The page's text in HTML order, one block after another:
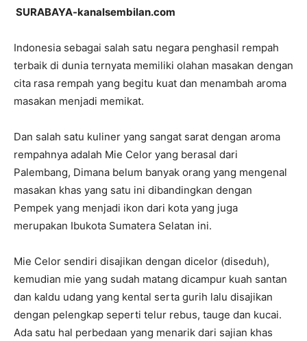
SURABAYA-kanalsembilan.com
Indonesia sebagai salah satu negara penghasil rempah
terbaik di dunia ternyata memiliki olahan masakan dengan
cita rasa rempah yang begitu kuat dan menambah aroma
masakan menjadi memikat.
Dan salah satu kuliner yang sangat sarat dengan aroma
rempahnya adalah Mie Celor yang berasal dari
Palembang, Dimana belum banyak orang yang mengenal
masakan khas yang satu ini dibandingkan dengan
Pempek yang menjadi ikon dari kota yang juga
merupakan Ibukota Sumatera Selatan ini.
Mie Celor sendiri disajikan dengan dicelor (diseduh),
kemudian mie yang sudah matang dicampur kuah santan
dan kaldu udang yang kental serta gurih lalu disajikan
dengan pelengkap seperti telur rebus, tauge dan kucai.
Ada satu hal perbedaan yang menarik dari sajian khas